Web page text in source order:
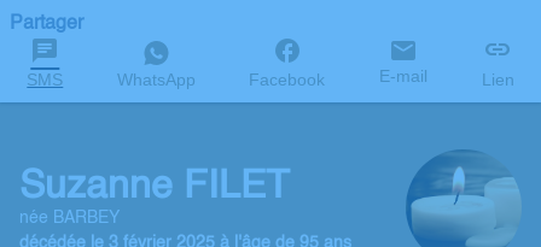
Partager
SMS WhatsApp Facebook E-mail Lien
Suzanne FILET
née BARBEY
décédée le 3 février 2025 à l'âge de 95 ans